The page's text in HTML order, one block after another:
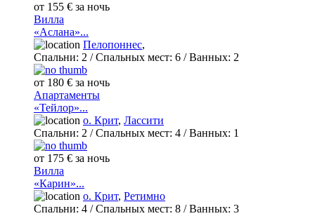
от 155 € за ночь
Вилла
«Аслана»...
Пелопоннес,
Спальни: 2 / Спальных мест: 6 /Ванных: 2
от 180 € за ночь
Апартаменты
«Тейлор»...
о. Крит, Лассити
Спальни: 2 / Спальных мест: 4 /Ванных: 1
от 175 € за ночь
Вилла
«Карин»...
о. Крит, Ретимно
Спальни: 4 / Спальных мест: 8 /Ванных: 3